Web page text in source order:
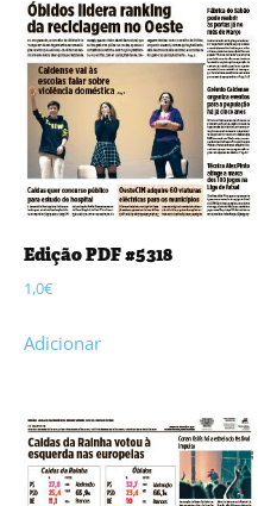
Edição PDF #5318
1,0€
Adicionar